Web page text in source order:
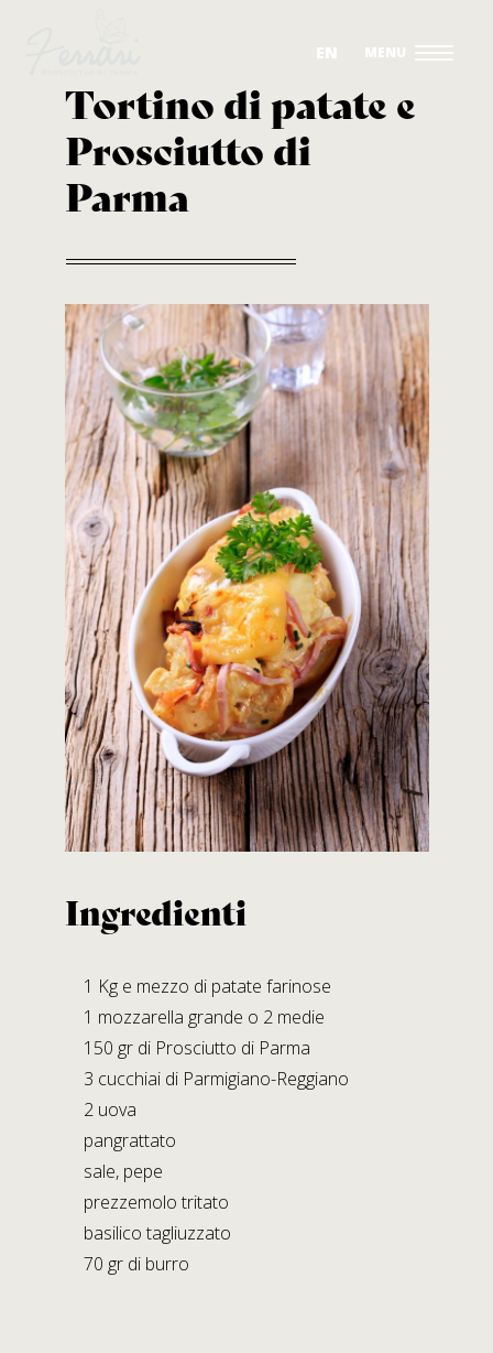
EN
I NOSTRI PROSCIUTTI CRUDI
COME LI FACCIAMO
L’AZIENDA
SOSTENIBILITÀ
INVESTIMENTI
RICETTE
CONTATTI
Contatti
SALUMIFICIO FERRARI GIOVANNI S.R.L.
A SOCIO UNICO
Via B. Bocconi, 56 – Moragnano
43028 Tizzano V.P. (PARMA)
Tel.+39.0521.866982
Fax +39.0521.866239
E-mail:info@prosciuttiferrari.it
STABILIMENTO DI MORAGNANO
Moragnano 43028 Tizzano V.P. (PR)
STABILIMENTO DI LAGRIMONE
Strada Massese, 272,
Lagrimone 43028 Tizzano V.P. (PR)
Tortino di patate e
Prosciutto di
Parma
Ingredienti
1 Kg e mezzo di patate farinose
1 mozzarella grande o 2 medie
150 gr di Prosciutto di Parma
3 cucchiai di Parmigiano-Reggiano
2 uova
pangrattato
sale, pepe
prezzemolo tritato
basilico tagliuzzato
70 gr di burro